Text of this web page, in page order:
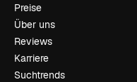
Preise
Über uns
Reviews
Karriere
Suchtrends